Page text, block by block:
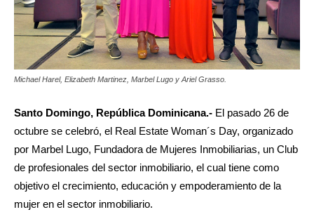
Michael Harel, Elizabeth Martinez, Marbel Lugo y Ariel Grasso.
Santo Domingo, República Dominicana.- El pasado 26 de
octubre se celebró, el Real Estate Woman´s Day, organizado
por Marbel Lugo, Fundadora de Mujeres Inmobiliarias, un Club
de profesionales del sector inmobiliario, el cual tiene como
objetivo el crecimiento, educación y empoderamiento de la
mujer en el sector inmobiliario.